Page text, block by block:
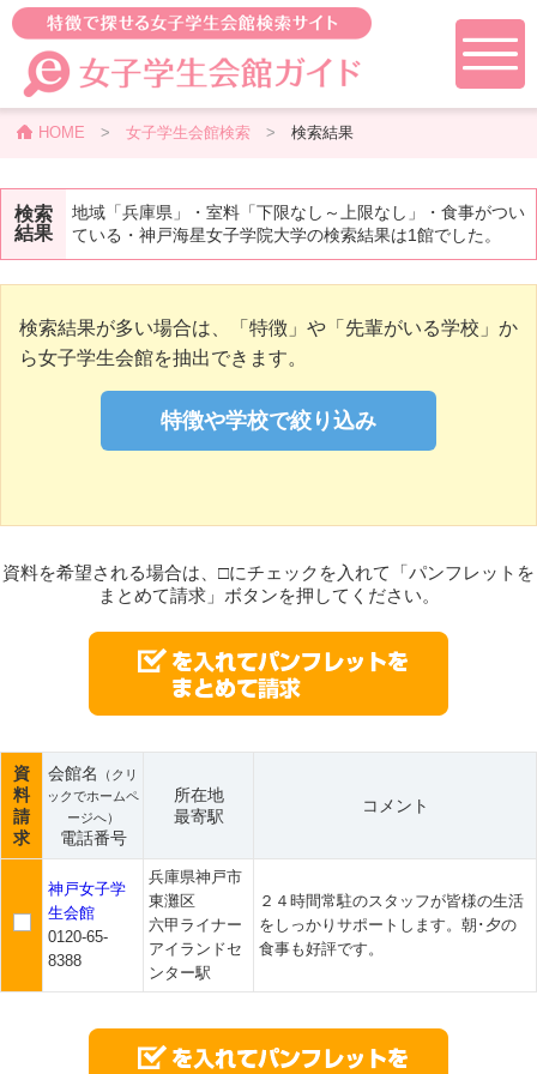
HOME > 女子学生会館検索> 検索結果
検索
結果
地域「兵庫県」・室料「下限なし～上限なし」・食事がつい
ている・神戸海星女子学院大学の検索結果は1館でした。
検索結果が多い場合は、「特徴」や「先輩がいる学校」か
ら女子学生会館を抽出できます。
資料を希望される場合は、□にチェックを入れて「パンフレットを
まとめて請求」ボタンを押してください。
資
料
請
求
会館名
（クリ
ックでホームペ
ージへ）
電話番号
所在地
最寄駅
コメント
神戸女子学
生会館
0120-65-
8388
兵庫県神戸市
東灘区
六甲ライナー
アイランドセ
ンター駅
２４時間常駐のスタッフが皆様の生活
をしっかりサポートします。朝･夕の
食事も好評です。